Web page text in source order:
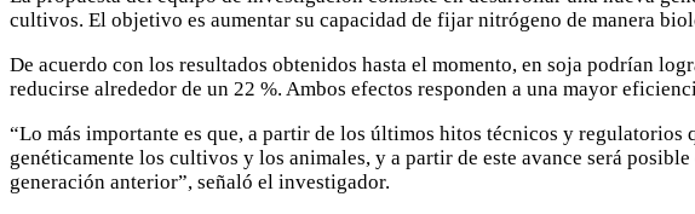
cultivos. El objetivo es aumentar su capacidad de fijar nitrógeno de manera
De acuerdo con los resultados obtenidos hasta el momento, en soja podrían
reducirse alrededor de un 22 %. Ambos efectos responden a una mayor
“Lo más importante es que, a partir de los últimos hitos técnicos y
genéticamente los cultivos y los animales, y a partir de este avance será
generación anterior”, señaló el investigador.